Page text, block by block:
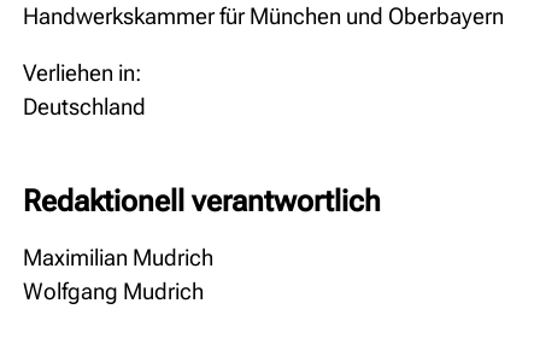
Handwerkskammer für München und Oberbayern
Verliehen in:
Deutschland
Redaktionell verantwortlich
Maximilian Mudrich
Wolfgang Mudrich